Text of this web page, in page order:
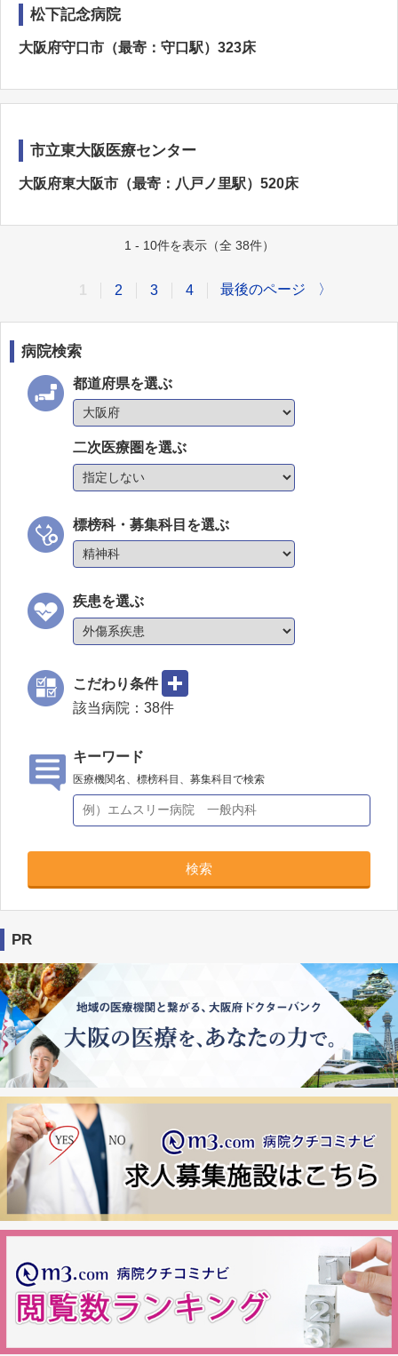
松下記念病院
大阪府守口市（最寄：守口駅）323床
市立東大阪医療センター
大阪府東大阪市（最寄：八戸ノ里駅）520床
1 - 10件を表示（全 38件）
2 3 4 最後のページ 〉
病院検索
都道府県を選ぶ
二次医療圏を選ぶ
標榜科・募集科目を選ぶ
疾患を選ぶ
こだわり条件
該当病院： 38件
キーワード
医療機関名、標榜科目、募集科目で検索
検索
PR